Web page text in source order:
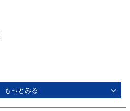
もっとみる